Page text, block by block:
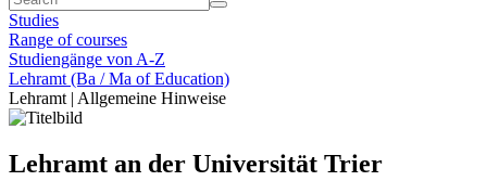
Studies
Range of courses
Studiengänge von A-Z
Lehramt (Ba / Ma of Education)
Lehramt | Allgemeine Hinweise
Lehramt an der Universität Trier